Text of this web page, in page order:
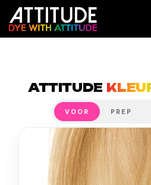
Overslaan naar inhoud
ATTITUDE
VOOR PREP